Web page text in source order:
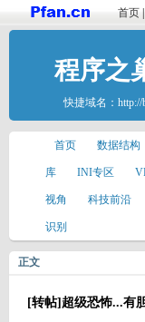
首页
程序之
快捷域名： http://
首页 数据结构
库 INI专区
视角 科技前沿
识别
正文
[转帖]超级恐怖...有